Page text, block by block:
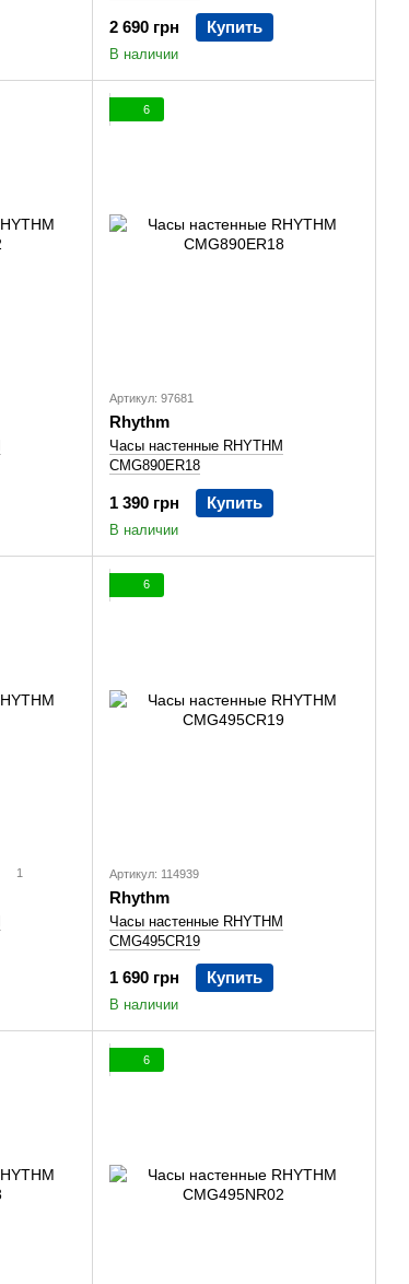
2 690 грн Купить
В наличии
6
Артикул: 97681
Rhythm
Часы настенные RHYTHM
CMG890ER18
1 390 грн Купить
В наличии
1
6
Артикул: 114939
Rhythm
Часы настенные RHYTHM
CMG495CR19
1 690 грн Купить
В наличии
6